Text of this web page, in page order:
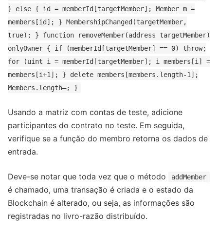
} else { id = memberId[targetMember]; Member m =
members[id]; } MembershipChanged(targetMember,
true); } function removeMember(address targetMember)
onlyOwner { if (memberId[targetMember] == 0) throw;
for (uint i = memberId[targetMember]; i members[i] =
members[i+1]; } delete members[members.length-1];
Members.length–; }
Usando a matriz com contas de teste, adicione
participantes do contrato no teste. Em seguida,
verifique se a função do membro retorna os dados de
entrada.
Deve-se notar que toda vez que o método addMember
é chamado, uma transação é criada e o estado da
Blockchain é alterado, ou seja, as informações são
registradas no livro-razão distribuído.